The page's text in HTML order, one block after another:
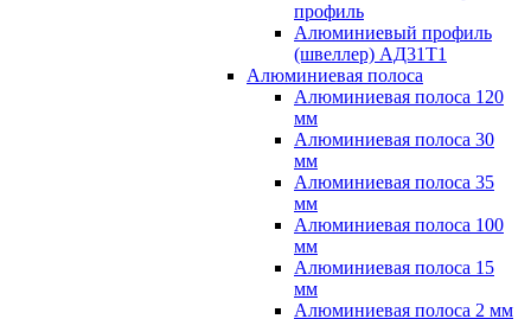
профиль
Алюминиевый профиль
(швеллер) АД31Т1
Алюминиевая полоса
Алюминиевая полоса 120
мм
Алюминиевая полоса 30
мм
Алюминиевая полоса 35
мм
Алюминиевая полоса 100
мм
Алюминиевая полоса 15
мм
Алюминиевая полоса 2 мм